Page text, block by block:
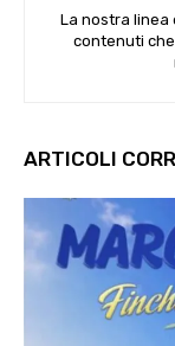
La nostra
contenuti
ARTICOLI